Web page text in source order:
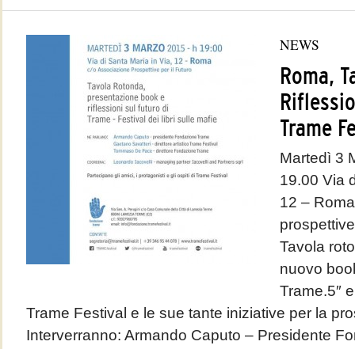
NEWS
Roma,
Trame
Martedì 3
19.00 Via
12 –
Tavola
nuovo
Trame.5″
Trame Festival e le sue tante iniziative per la
Interverranno: Armando Caputo – Presidente